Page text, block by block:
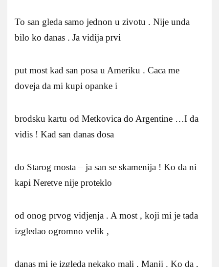
To san gleda samo jednon u zivotu . Nije unda
bilo ko danas . Ja vidija prvi
put most kad san posa u Ameriku . Caca me
doveja da mi kupi opanke i
brodsku kartu od Metkovica do Argentine …I da
vidis ! Kad san danas dosa
do Starog mosta – ja san se skamenija ! Ko da ni
kapi Neretve nije proteklo
od onog prvog vidjenja . A most , koji mi je tada
izgledao ogromno velik ,
danas mi je izgleda nekako mali . Manji . Ko da ,